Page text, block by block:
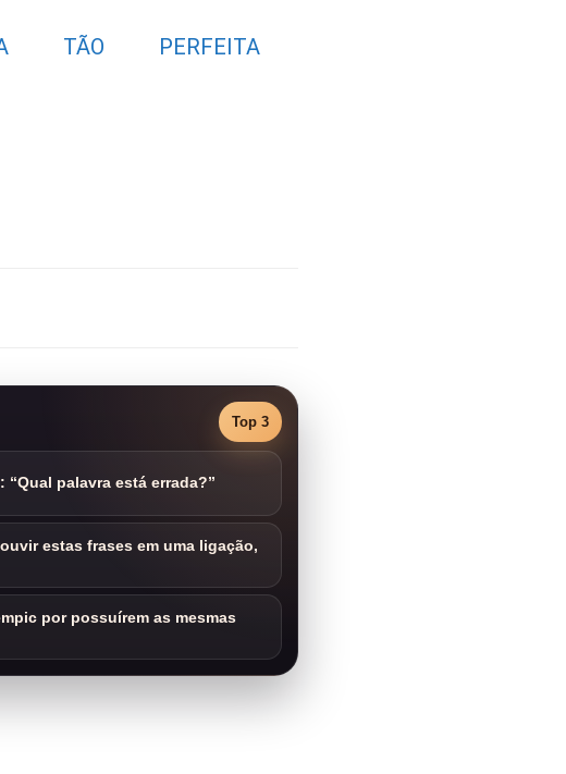
TÃO PERFEITA
Top 3
“Qual palavra está errada?”
estas frases em uma ligação,
por possuírem as mesmas